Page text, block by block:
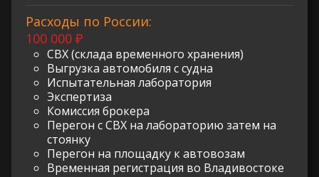
Расходы по России:
100 000 ₽
СВХ (склада временного хранения)
Выгрузка автомобиля с судна
Испытательная лаборатория
Экспертиза
Комиссия брокера
Перегон с СВХ на лабораторию затем на
стоянку
Перегон на площадку к автовозам
Временная регистрация во Владивостоке